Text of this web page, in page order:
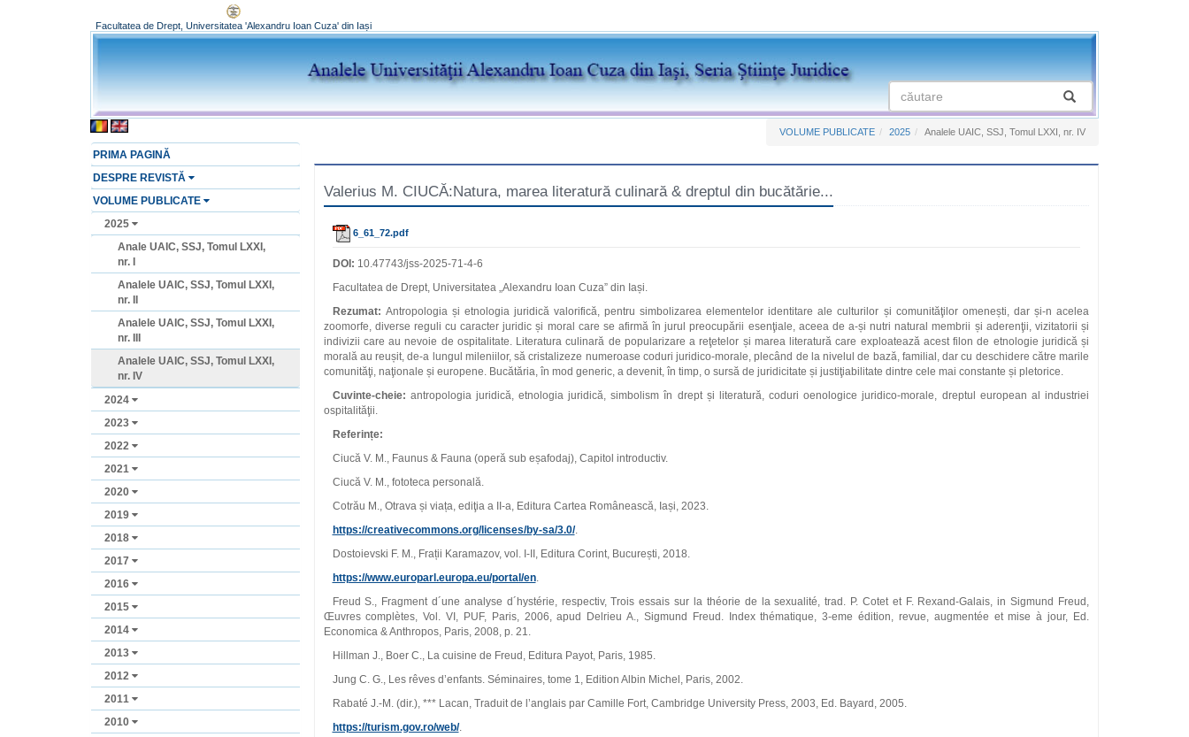
Facultatea de Drept, Universitatea 'Alexandru Ioan Cuza' din Iași
PRIMA PAGINĂ
DESPRE REVISTĂ
VOLUME PUBLICATE
2025
Anale UAIC, SSJ, Tomul LXXI,
nr. I
Analele UAIC, SSJ, Tomul LXXI,
nr. II
Analele UAIC, SSJ, Tomul LXXI,
nr. III
Analele UAIC, SSJ, Tomul LXXI,
nr. IV
2024
2023
2022
2021
2020
2019
2018
2017
2016
2015
2014
2013
2012
2011
2010
VOLUME PUBLICATE 2025 Analele UAIC, SSJ, Tomul LXXI, nr. IV
Valerius M. CIUCĂ:Natura, marea literatură culinară & dreptul din bucătărie...
6_61_72.pdf
DOI: 10.47743/jss-2025-71-4-6
Facultatea de Drept, Universitatea „Alexandru Ioan Cuza” din Iași.
Rezumat: Antropologia și etnologia juridică valorifică, pentru simbolizarea elementelor identitare ale culturilor și comunităţilor omenești, dar și-n acelea
zoomorfe, diverse reguli cu caracter juridic și moral care se afirmă în jurul preocupării esenţiale, aceea de a-și nutri natural membrii și aderenţii, vizitatorii și
indivizii care au nevoie de ospitalitate. Literatura culinară de popularizare a reţetelor și marea literatură care exploatează acest filon de etnologie juridică și
morală au reușit, de-a lungul mileniilor, să cristalizeze numeroase coduri juridico-morale, plecând de la nivelul de bază, familial, dar cu deschidere către marile
comunităţi, naţionale și europene. Bucătăria, în mod generic, a devenit, în timp, o sursă de juridicitate și justiţiabilitate dintre cele mai constante și pletorice.
Cuvinte-cheie: antropologia juridică, etnologia juridică, simbolism în drept și literatură, coduri oenologice juridico-morale, dreptul european al industriei
ospitalităţii.
Referințe:
Ciucă V. M., Faunus & Fauna (operă sub eșafodaj), Capitol introductiv.
Ciucă V. M., fototeca personală.
Cotrău M., Otrava și viața, ediţia a II-a, Editura Cartea Românească, Iași, 2023.
https://creativecommons.org/licenses/by-sa/3.0/.
Dostoievski F. M., Frații Karamazov, vol. I-II, Editura Corint, București, 2018.
https://www.europarl.europa.eu/portal/en.
Freud S., Fragment d´une analyse d´hystérie, respectiv, Trois essais sur la théorie de la sexualité, trad. P. Cotet et F. Rexand-Galais, in Sigmund Freud,
Œuvres complètes, Vol. VI, PUF, Paris, 2006, apud Delrieu A., Sigmund Freud. Index thématique, 3-eme édition, revue, augmentée et mise à jour, Ed.
Economica & Anthropos, Paris, 2008, p. 21.
Hillman J., Boer C., La cuisine de Freud, Editura Payot, Paris, 1985.
Jung C. G., Les rêves d’enfants. Séminaires, tome 1, Edition Albin Michel, Paris, 2002.
Rabaté J.-M. (dir.), *** Lacan, Traduit de l’anglais par Camille Fort, Cambridge University Press, 2003, Ed. Bayard, 2005.
https://turism.gov.ro/web/.